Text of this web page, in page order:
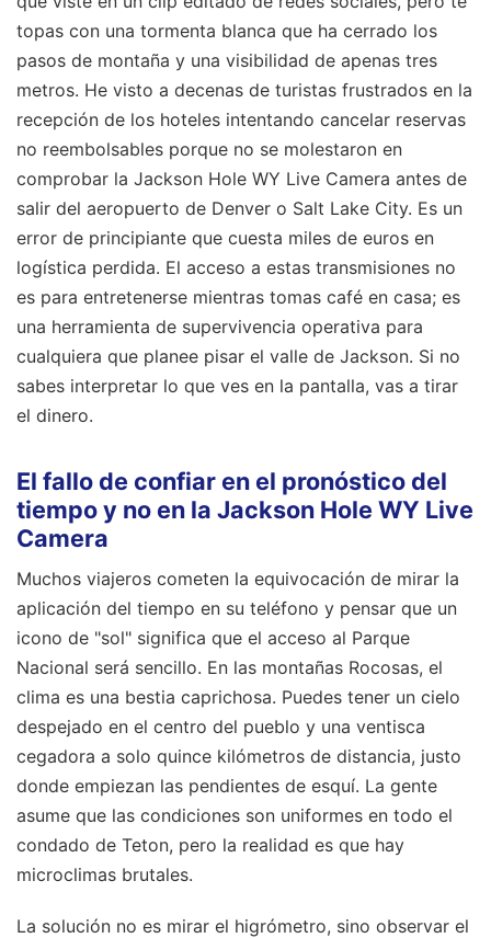
topas con una tormenta blanca que ha cerrado los
pasos de montaña y una visibilidad de apenas tres
metros. He visto a decenas de turistas frustrados en la
recepción de los hoteles intentando cancelar reservas
no reembolsables porque no se molestaron en
comprobar la Jackson Hole WY Live Camera antes de
salir del aeropuerto de Denver o Salt Lake City. Es un
error de principiante que cuesta miles de euros en
logística perdida. El acceso a estas transmisiones no
es para entretenerse mientras tomas café en casa; es
una herramienta de supervivencia operativa para
cualquiera que planee pisar el valle de Jackson. Si no
sabes interpretar lo que ves en la pantalla, vas a tirar
el dinero.
El fallo de confiar en el pronóstico del
tiempo y no en la Jackson Hole WY Live
Camera
Muchos viajeros cometen la equivocación de mirar la
aplicación del tiempo en su teléfono y pensar que un
icono de "sol" significa que el acceso al Parque
Nacional será sencillo. En las montañas Rocosas, el
clima es una bestia caprichosa. Puedes tener un cielo
despejado en el centro del pueblo y una ventisca
cegadora a solo quince kilómetros de distancia, justo
donde empiezan las pendientes de esquí. La gente
asume que las condiciones son uniformes en todo el
condado de Teton, pero la realidad es que hay
microclimas brutales.
La solución no es mirar el higrómetro, sino observar el